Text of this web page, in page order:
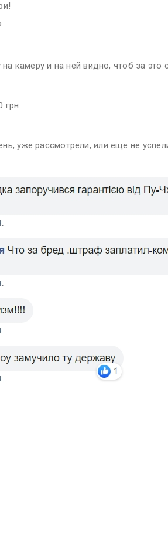
камеру и на ней видно, чтоб за это
грн.
уже рассмотрели, или еще не